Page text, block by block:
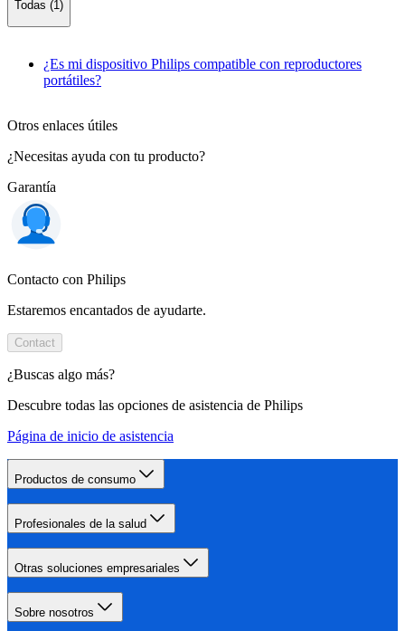
Todas (1)
¿Es mi dispositivo Philips compatible con reproductores
portátiles?
Otros enlaces útiles
¿Necesitas ayuda con tu producto?
Garantía
Contacto con Philips
Estaremos encantados de ayudarte.
Contact
¿Buscas algo más?
Descubre todas las opciones de asistencia de Philips
Página de inicio de asistencia
Productos de consumo
Profesionales de la salud
Otras soluciones empresariales
Sobre nosotros